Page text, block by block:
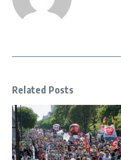
Related Posts